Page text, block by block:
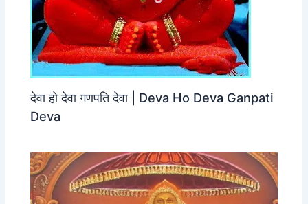
देवा हो देवा गणपति देवा | Deva Ho Deva Ganpati
Deva